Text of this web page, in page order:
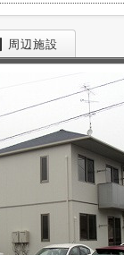
周辺施設